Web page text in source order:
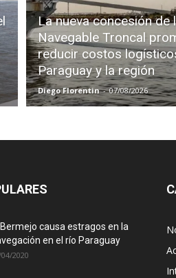
La nueva concesión de
Navegable Troncal
reducir costos
Paraguay y la región
Diego Florentin - 07/08/2026
Bermejo causa estragos en la
en el río Paraguay
2020